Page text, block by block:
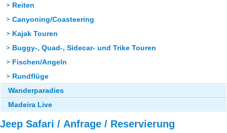
Reiten
Canyoning/Coasteering
Kajak Touren
Buggy-, Quad-, Sidecar- und Trike Touren
Fischen/Angeln
Rundflüge
Wanderparadies
Madeira Live
Jeep Safari / Anfrage / Reservierung